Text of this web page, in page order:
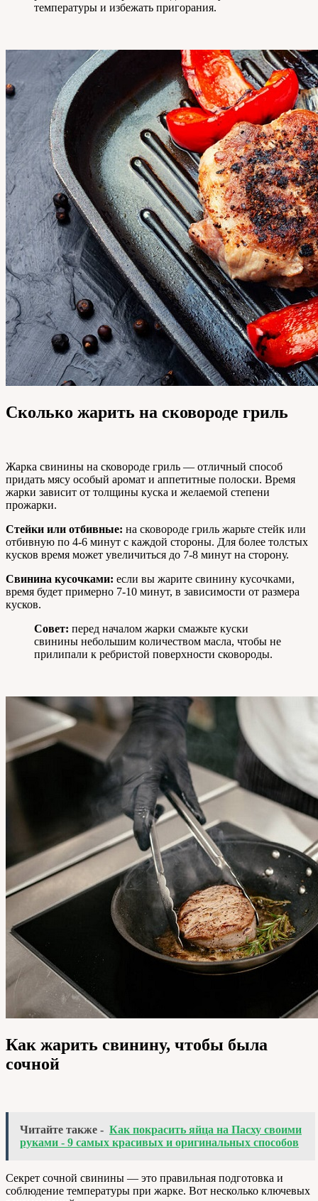
температуры и избежать пригорания.
Сколько жарить на сковороде гриль
Жарка свинины на сковороде гриль — отличный способ
придать мясу особый аромат и аппетитные полоски. Время
жарки зависит от толщины куска и желаемой степени
прожарки.
Стейки или отбивные: на сковороде гриль жарьте стейк или
отбивную по 4-6 минут с каждой стороны. Для более толстых
кусков время может увеличиться до 7-8 минут на сторону.
Свинина кусочками: если вы жарите свинину кусочками,
время будет примерно 7-10 минут, в зависимости от размера
кусков.
Совет: перед началом жарки смажьте куски
свинины небольшим количеством масла, чтобы не
прилипали к ребристой поверхности сковороды.
Как жарить свинину, чтобы была
сочной
Читайте также - Как покрасить яйца на Пасху своими
руками - 9 самых красивых и оригинальных способов
Секрет сочной свинины — это правильная подготовка и
соблюдение температуры при жарке. Вот несколько ключевых